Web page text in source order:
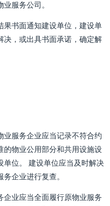
服务公司。
果书面通知建设单位，建设单
决，或出具书面承诺，确定解
业服务企业应当记录不符合约
的物业公用部分和共用设施设
单位。 建设单位应当及时解决
企业进行复查。
企业应当全面履行原物业服务